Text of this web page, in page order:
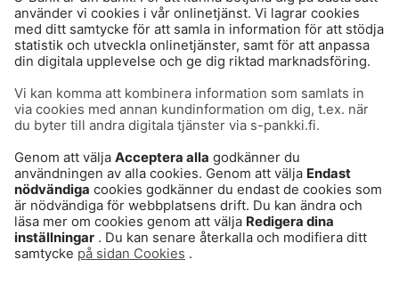
Användarvillkor
Dataskydd
Cookies
Säker hantering av bankärenden